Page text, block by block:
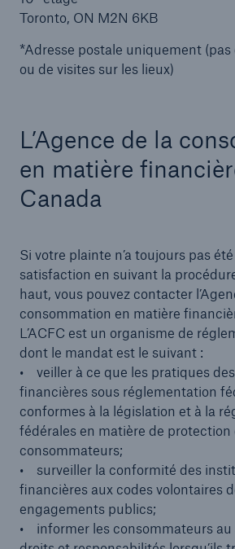
Toronto, ON M2N 6KB
*Adresse postale uniquement
ou de visites sur les lieux)
L’Agence de la
en matière
Canada
Si votre plainte n’a toujours pas
satisfaction en suivant la
haut, vous pouvez contacter
consommation en matière
L’ACFC est un organisme de
dont le mandat est le suivant :
• veiller à ce que les pratiques
financières sous réglementation
conformes à la législation et à la
fédérales en matière de protection
consommateurs;
• surveiller la conformité des
financières aux codes volontaires
engagements publics;
• informer les consommateurs au